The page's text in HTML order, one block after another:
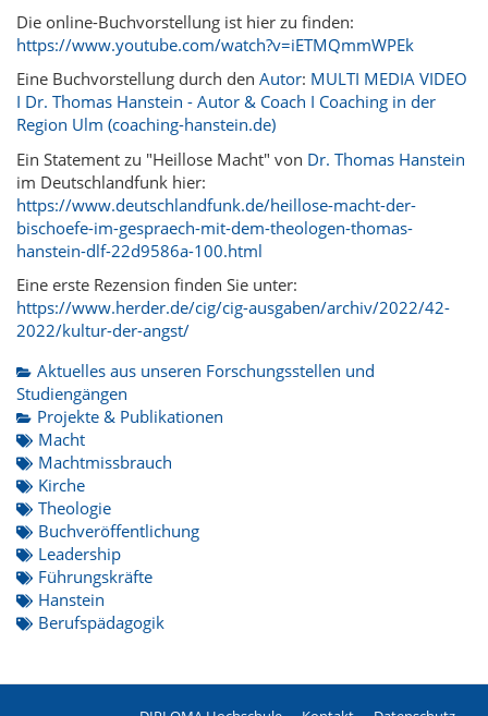
Die online-Buchvorstellung ist hier zu finden:
https://www.youtube.com/watch?v=iETMQmmWPEk
Eine Buchvorstellung durch den Autor: MULTI MEDIA VIDEO
I Dr. Thomas Hanstein - Autor & Coach I Coaching in der
Region Ulm (coaching-hanstein.de)
Ein Statement zu "Heillose Macht" von Dr. Thomas Hanstein
im Deutschlandfunk hier:
https://www.deutschlandfunk.de/heillose-macht-der-
bischoefe-im-gespraech-mit-dem-theologen-thomas-
hanstein-dlf-22d9586a-100.html
Eine erste Rezension finden Sie unter:
https://www.herder.de/cig/cig-ausgaben/archiv/2022/42-
2022/kultur-der-angst/
Aktuelles aus unseren Forschungsstellen und
Studiengängen
Projekte & Publikationen
Macht
Machtmissbrauch
Kirche
Theologie
Buchveröffentlichung
Leadership
Führungskräfte
Hanstein
Berufspädagogik